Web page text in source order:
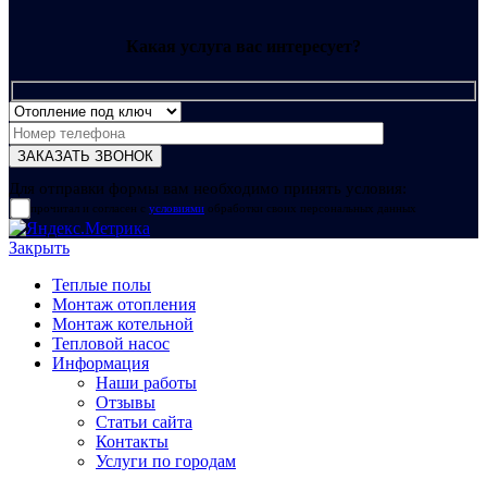
Какая услуга вас интересует?
Для отправки формы вам необходимо принять условия:
прочитал и согласен с условиями обработки своих персональных данных
Закрыть
Теплые полы
Монтаж отопления
Монтаж котельной
Тепловой насос
Информация
Наши работы
Отзывы
Статьи сайта
Контакты
Услуги по городам